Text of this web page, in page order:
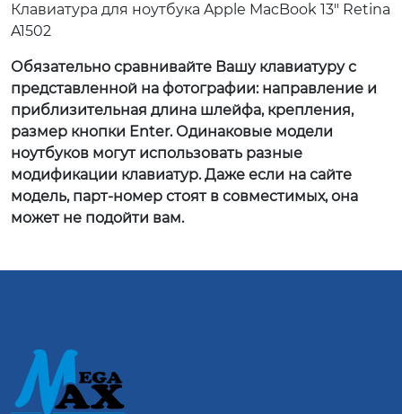
Клавиатура для ноутбука Apple MacBook 13" Retina
A1502
Обязательно сравнивайте Вашу клавиатуру с
представленной на фотографии: направление и
приблизительная длина шлейфа, крепления,
размер кнопки Enter. Одинаковые модели
ноутбуков могут использовать разные
модификации клавиатур. Даже если на сайте
модель, парт-номер стоят в совместимых, она
может не подойти вам.